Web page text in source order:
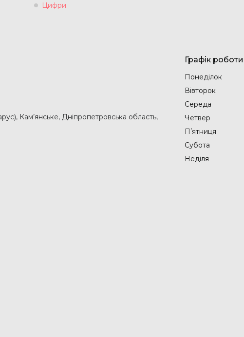
Цифри
Кам’янське, Дніпропетровська область,
Графік роботи
Понеділок
Вівторок
Середа
Четвер
Пʼятниця
Субота
Неділя